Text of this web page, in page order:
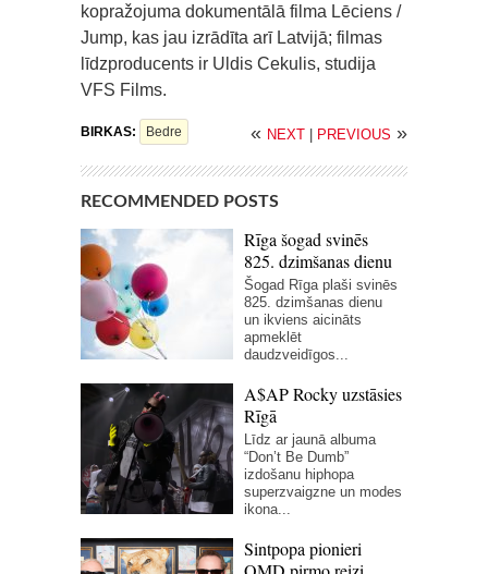
kopražojuma dokumentālā filma Lēciens /
Jump, kas jau izrādīta arī Latvijā; filmas
līdzproducents ir Uldis Cekulis, studija
VFS Films.
BIRKAS: Bedre « NEXT PREVIOUS »
RECOMMENDED POSTS
Rīga šogad svinēs
825. dzimšanas dienu
Šogad Rīga plaši svinēs
825. dzimšanas dienu
un ikviens aicināts
apmeklēt
daudzveidīgos...
A$AP Rocky uzstāsies
Rīgā
Līdz ar jaunā albuma
“Don’t Be Dumb”
izdošanu hiphopa
superzvaigzne un modes
ikona...
Sintpopa pionieri